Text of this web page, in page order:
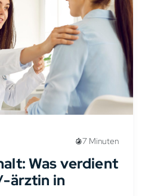
7 Minuten
Was verdient
ärztin in